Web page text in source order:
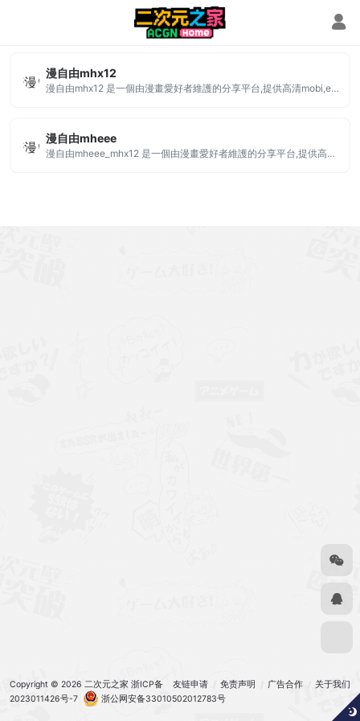
漫自由mhx12
漫自由mhx12 是一個由漫畫愛好者維護的分享平台,提供高清mobi,epub格式漫畫下載
漫自由mheee
漫自由mheee_mhx12 是一個由漫畫愛好者維護的分享平台,提供高清mobi,epub格式漫畫下載
友链申请 免责声明 广告合作 关于我们
Copyright © 2026 二次元之家 浙ICP备
2023011426号-7
浙公网安备33010502012783号